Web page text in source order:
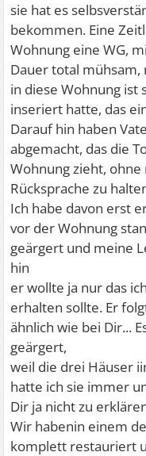
sie hat es
bekommen. Eine
Wohnung eine WG,
Dauer total mühsam,
in diese Wohnung ist
inseriert hatte, das
Darauf hin haben
abgemacht, das die
Wohnung zieht,
Rücksprache zu
Ich habe davon erst
vor der Wohnung
geärgert und meine
hin
er wollte ja nur das
erhalten sollte. Er
ähnlich wie bei Dir...
geärgert,
weil die drei Häuser
hatte ich sie immer
Dir ja nicht zu
Wir habenin einem
komplett restauriert